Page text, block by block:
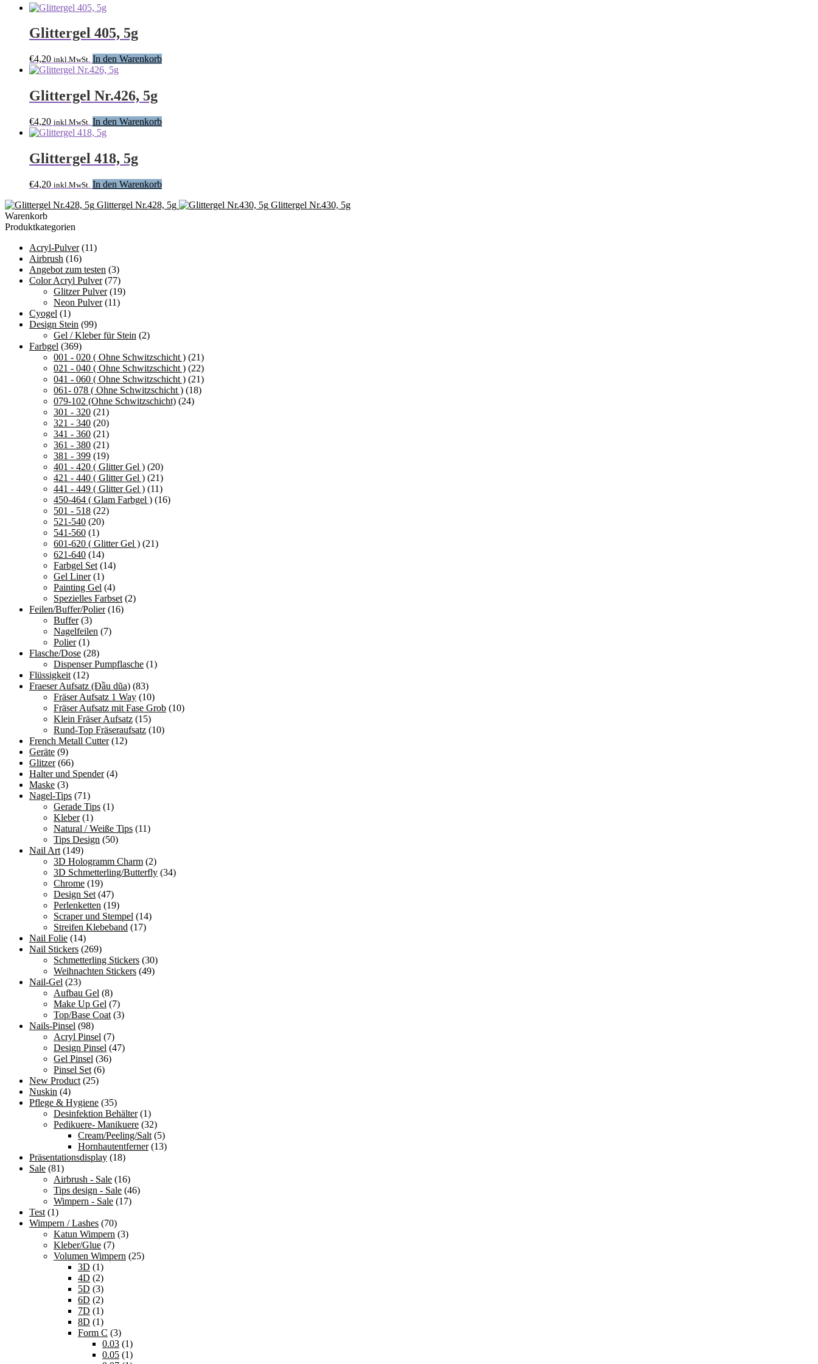
Glittergel 405, 5g
€4,20 inkl.MwSt. In den Warenkorb
Glittergel Nr.426, 5g
€4,20 inkl.MwSt. In den Warenkorb
Glittergel 418, 5g
€4,20 inkl.MwSt. In den Warenkorb
Glittergel Nr.428, 5g
Glittergel Nr.430, 5g
Warenkorb
Produktkategorien
Acryl-Pulver (11)
Airbrush (16)
Angebot zum testen (3)
Color Acryl Pulver (77)
Glitzer Pulver (19)
Neon Pulver (11)
Cyogel (1)
Design Stein (99)
Gel / Kleber für Stein (2)
Farbgel (369)
001 - 020 ( Ohne Schwitzschicht ) (21)
021 - 040 ( Ohne Schwitzschicht ) (22)
041 - 060 ( Ohne Schwitzschicht ) (21)
061- 078 ( Ohne Schwitzschicht ) (18)
079-102 (Ohne Schwitzschicht) (24)
301 - 320 (21)
321 - 340 (20)
341 - 360 (21)
361 - 380 (21)
381 - 399 (19)
401 - 420 ( Glitter Gel ) (20)
421 - 440 ( Glitter Gel ) (21)
441 - 449 ( Glitter Gel ) (11)
450-464 ( Glam Farbgel ) (16)
501 - 518 (22)
521-540 (20)
541-560 (1)
601-620 ( Glitter Gel ) (21)
621-640 (14)
Farbgel Set (14)
Gel Liner (1)
Painting Gel (4)
Spezielles Farbset (2)
Feilen/Buffer/Polier (16)
Buffer (3)
Nagelfeilen (7)
Polier (1)
Flasche/Dose (28)
Dispenser Pumpflasche (1)
Flüssigkeit (12)
Fraeser Aufsatz (Đầu dũa) (83)
Fräser Aufsatz 1 Way (10)
Fräser Aufsatz mit Fase Grob (10)
Klein Fräser Aufsatz (15)
Rund-Top Fräseraufsatz (10)
French Metall Cutter (12)
Geräte (9)
Glitzer (66)
Halter und Spender (4)
Maske (3)
Nagel-Tips (71)
Gerade Tips (1)
Kleber (1)
Natural / Weiße Tips (11)
Tips Design (50)
Nail Art (149)
3D Hologramm Charm (2)
3D Schmetterling/Butterfly (34)
Chrome (19)
Design Set (47)
Perlenketten (19)
Scraper und Stempel (14)
Streifen Klebeband (17)
Nail Folie (14)
Nail Stickers (269)
Schmetterling Stickers (30)
Weihnachten Stickers (49)
Nail-Gel (23)
Aufbau Gel (8)
Make Up Gel (7)
Top/Base Coat (3)
Nails-Pinsel (98)
Acryl Pinsel (7)
Design Pinsel (47)
Gel Pinsel (36)
Pinsel Set (6)
New Product (25)
Nuskin (4)
Pflege & Hygiene (35)
Desinfektion Behälter (1)
Pedikuere- Manikuere (32)
Cream/Peeling/Salt (5)
Hornhautentferner (13)
Präsentationsdisplay (18)
Sale (81)
Airbrush - Sale (16)
Tips design - Sale (46)
Wimpern - Sale (17)
Test (1)
Wimpern / Lashes (70)
Katun Wimpern (3)
Kleber/Glue (7)
Volumen Wimpern (25)
3D (1)
4D (2)
5D (3)
6D (2)
7D (1)
8D (1)
Form C (3)
0.03 (1)
0.05 (1)